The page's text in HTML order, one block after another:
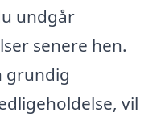
undgår
senere hen.
grundig
vil